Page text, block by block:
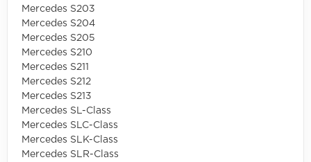
Mercedes S203
Mercedes S204
Mercedes S205
Mercedes S210
Mercedes S211
Mercedes S212
Mercedes S213
Mercedes SL-Class
Mercedes SLC-Class
Mercedes SLK-Class
Mercedes SLR-Class